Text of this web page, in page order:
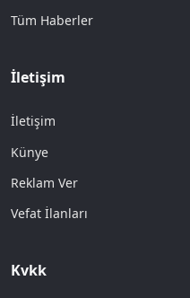
Tüm Haberler
İletişim
İletişim
Künye
Reklam Ver
Vefat İlanları
Kvkk